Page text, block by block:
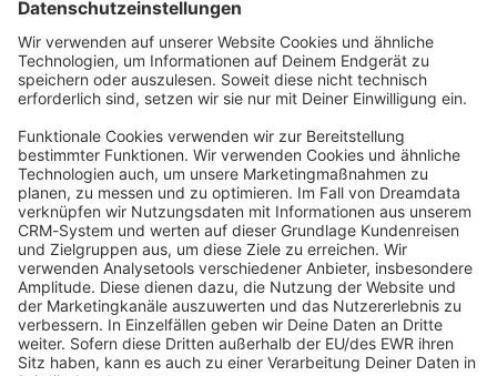
Angetrieben vonDiscourse, beste Erfahrung mit aktiviertem
community@shopware.com
Company
Newsletter